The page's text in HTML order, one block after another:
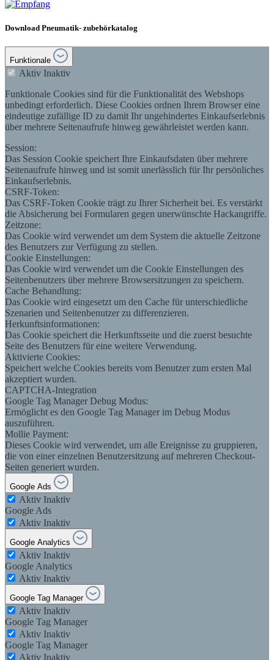
Download Pneumatik- zubehörkatalog
Funktionale
Aktiv Inaktiv
Funktionale Cookies sind für die Funktionalität des Webshops
unbedingt erforderlich. Diese Cookies ordnen Ihrem Browser eine
eindeutige zufällige ID zu damit Ihr ungehindertes Einkaufserlebnis
über mehrere Seitenaufrufe hinweg gewährleistet werden kann.
Session:
Das Session Cookie speichert Ihre Einkaufsdaten über mehrere
Seitenaufrufe hinweg und ist somit unerlässlich für Ihr persönliches
Einkaufserlebnis.
CSRF-Token:
Das CSRF-Token Cookie trägt zu Ihrer Sicherheit bei. Es verstärkt
die Absicherung bei Formularen gegen unerwünschte Hackangriffe.
Zeitzone:
Das Cookie wird verwendet um dem System die aktuelle Zeitzone
des Benutzers zur Verfügung zu stellen.
Cookie Einstellungen:
Das Cookie wird verwendet um die Cookie Einstellungen des
Seitenbenutzers über mehrere Browsersitzungen zu speichern.
Cache Behandlung:
Das Cookie wird eingesetzt um den Cache für unterschiedliche
Szenarien und Seitenbenutzer zu differenzieren.
Herkunftsinformationen:
Das Cookie speichert die Herkunftsseite und die zuerst besuchte
Seite des Benutzers für eine weitere Verwendung.
Aktivierte Cookies:
Speichert welche Cookies bereits vom Benutzer zum ersten Mal
akzeptiert wurden.
CAPTCHA-Integration
Google Tag Manager Debug Modus:
Ermöglicht es den Google Tag Manager im Debug Modus
auszuführen.
Mollie Payment:
Dieses Cookie wird verwendet, um alle Ereignisse zu gruppieren,
die von einer einzelnen Benutzersitzung auf mehreren Checkout-
Seiten generiert wurden.
Google Ads
Aktiv Inaktiv
Google Ads
Aktiv Inaktiv
Google Analytics
Aktiv Inaktiv
Google Analytics
Aktiv Inaktiv
Google Tag Manager
Aktiv Inaktiv
Google Tag Manager
Aktiv Inaktiv
Google Tag Manager
Aktiv Inaktiv